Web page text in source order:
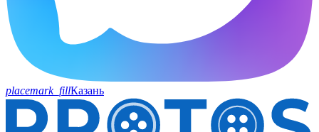
placemark_fillКазань